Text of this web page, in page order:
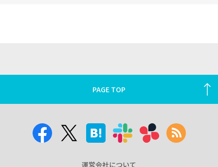
PAGE TOP
運営会社について